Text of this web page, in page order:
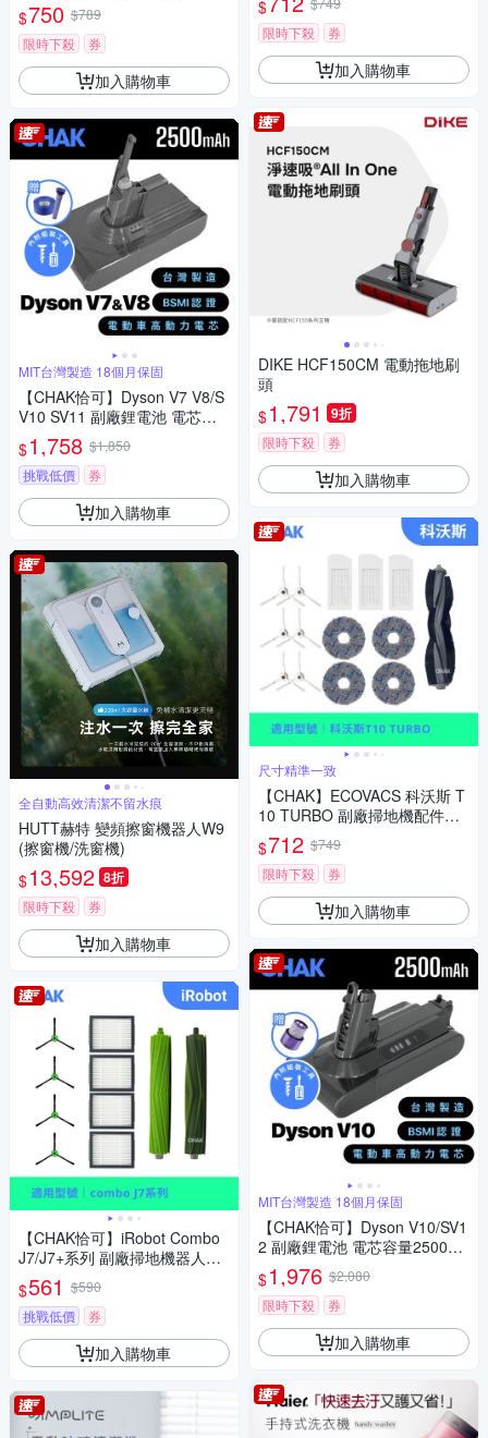
網x4 拖布x4
$750 $789
限時下殺
券
加入購物車
MIT台灣製造 18個月保固
【CHAK恰可】Dyson V7 V8/S
V10 SV11 副廠鋰電池 電芯容
量2500mAh 附濾網組及組裝工
具(Dyson 副廠電池)
$1,758 $1,850
挑戰低價
券
加入購物車
全自動高效清潔不留水痕
HUTT赫特 變頻擦窗機器人W9
(擦窗機/洗窗機)
$13,592 8折
限時下殺 券
加入購物車
【CHAK恰可】iRobot Combo
J7/J7+系列 副廠掃地機器人配
件耗材超值組
$561 $590
挑戰低價
券
加入購物車
拖布×2組)
$
限時下殺
券
加入購物車
DIKE HCF150CM 電動拖地刷
頭
$1,791 9折
限時下殺 券
加入購物車
尺寸精準一致
【CHAK】ECOVACS 科沃斯 T
10 TURBO 副廠掃地機配件耗
材超值組(主刷×1 邊刷×3組 濾
網×3 圓拖布x2組)
$712 $749
限時下殺
券
加入購物車
MIT台灣製造 18個月保固
【CHAK恰可】Dyson V10/SV1
2 副廠鋰電池 電芯容量2500m
Ah 台灣製造 附濾網組及組裝工
具(Dyson 副廠電池)
$1,976 $2,080
限時下殺
券
加入購物車